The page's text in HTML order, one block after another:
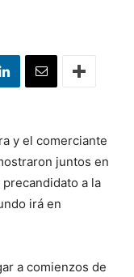
y el comerciante
juntos en
a la
irá en
a comienzos de